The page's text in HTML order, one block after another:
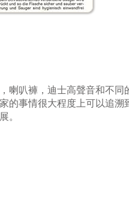
喇叭褲，迪士高聲音和不同
的事情很大程度上可以追溯
。